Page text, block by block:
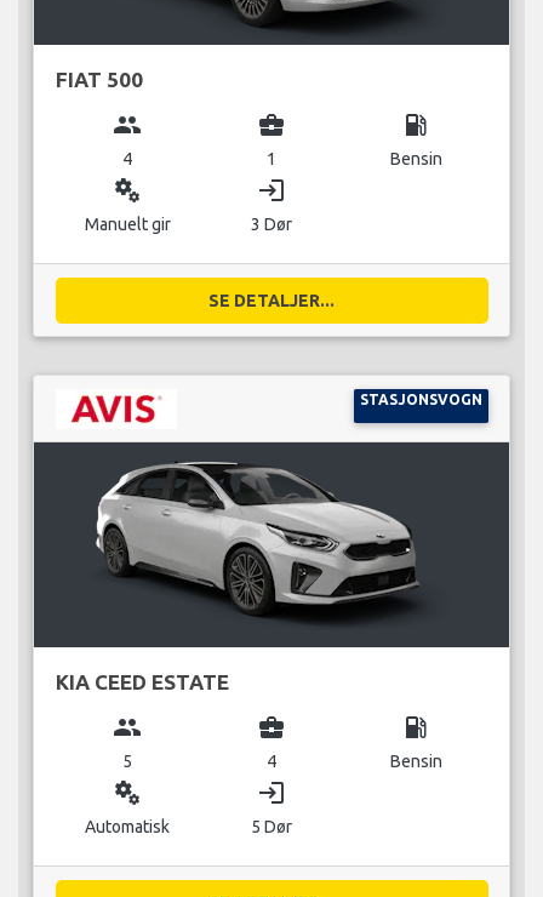
FIAT 500
group
4
business_center
1
local_gas_station
Bensin
miscellaneous_services
Manuelt gir
login
3 Dør
SE DETALJER...
STASJONSVOGN
KIA CEED ESTATE
group
5
business_center
4
local_gas_station
Bensin
miscellaneous_services
Automatisk
login
5 Dør